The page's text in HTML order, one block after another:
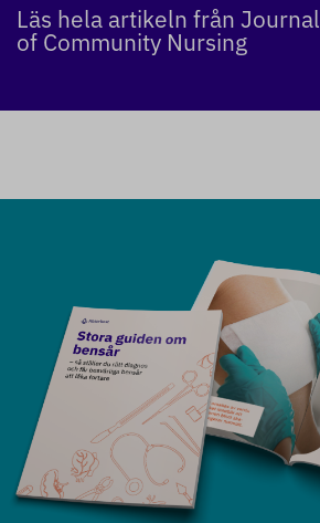
Läs hela artikeln från Journal
of Community Nursing